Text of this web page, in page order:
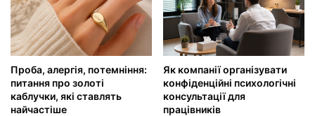
Проба, алергія, потемніння:
питання про золоті
каблучки, які ставлять
найчастіше
Як компанії організувати
конфіденційні психологічні
консультації для
працівників